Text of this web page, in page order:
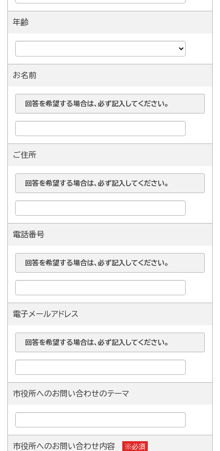
年齢
お名前
回答を希望する場合は、必ず記入してください。
ご住所
回答を希望する場合は、必ず記入してください。
電話番号
回答を希望する場合は、必ず記入してください。
電子メールアドレス
回答を希望する場合は、必ず記入してください。
市役所へのお問い合わせのテーマ
市役所へのお問い合わせ内容 ※必須